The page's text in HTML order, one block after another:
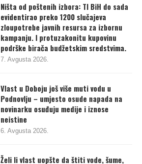
Ništa od poštenih izbora: TI BiH do sada
evidentirao preko 1200 slučajeva
zloupotrebe javnih resursa za izbornu
kampanju. I protuzakonitu kupovinu
podrške birača budžetskim sredstvima.
7. Avgusta 2026.
Vlast u Doboju još više muti vodu u
Podnovlju – umjesto osude napada na
novinarku osuđuju medije i iznose
neistine
6. Avgusta 2026.
Želi li vlast uopšte da štiti vode, šume,